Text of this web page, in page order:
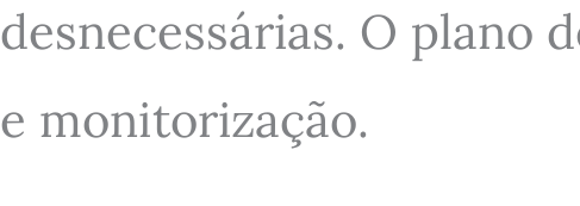
desnecessárias. O plano
e monitorização.